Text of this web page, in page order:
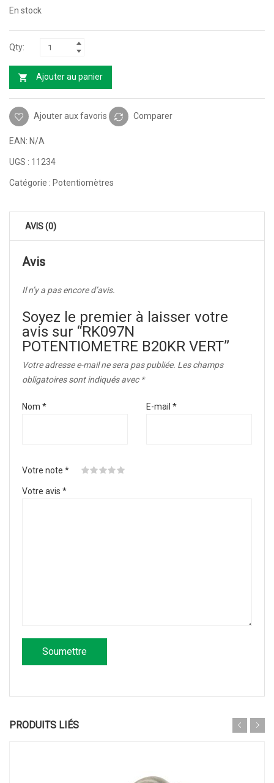
En stock
Ajouter au panier
Ajouter aux favoris Comparer
EAN: N/A
UGS : 11234
Catégorie : Potentiomètres
AVIS (0)
Avis
Il n’y a pas encore d’avis.
Soyez le premier à laisser votre
avis sur “RK097N
POTENTIOMETRE B20KR VERT”
Votre adresse e-mail ne sera pas publiée. Les champs
obligatoires sont indiqués avec *
Nom * E-mail *
Votre note *
Votre avis *
PRODUITS LIÉS